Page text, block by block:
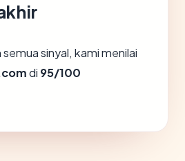
sinyal, kami menilai
di 95/100